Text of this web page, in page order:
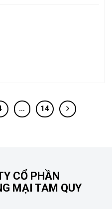
… 14
CỔ PHẦN
MẠI TAM QUY